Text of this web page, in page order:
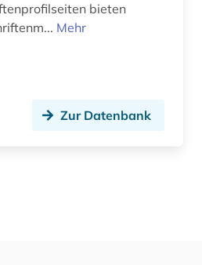
bieten
Mehr
Zur Datenbank